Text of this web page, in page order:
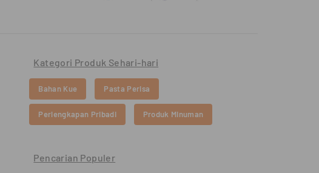
Kategori Produk Sehari-hari
Bahan Kue Pasta Perisa
Perlengkapan Pribadi Produk Minuman
Pencarian Populer